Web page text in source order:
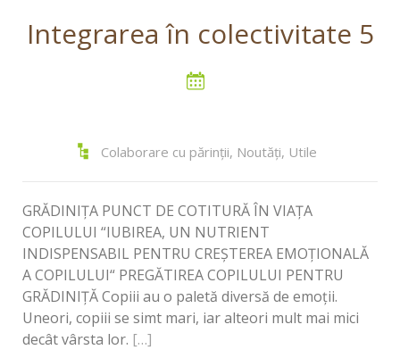
Integrarea în colectivitate 5
Colaborare cu părinții, Noutăți, Utile
GRĂDINIȚA PUNCT DE COTITURĂ ÎN VIAȚA
COPILULUI “IUBIREA, UN NUTRIENT
INDISPENSABIL PENTRU CREŞTEREA EMOŢIONALĂ
A COPILULUI“ PREGĂTIREA COPILULUI PENTRU
GRĂDINIȚĂ Copiii au o paletă diversă de emoții.
Uneori, copiii se simt mari, iar alteori mult mai mici
decât vârsta lor. […]